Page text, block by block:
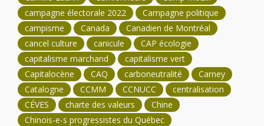
campagne électorale 2022
Campagne politique
campisme
Canada
Canadien de Montréal
cancel culture
canicule
CAP écologie
capitalisme marchand
capitalisme vert
Capitalocène
CAQ carboneutralité
Carney
Catalogne
CCMM CCNUCC
centralisation
CÉVES
charte des valeurs
Chine
Chinois-e-s progressistes du Québec